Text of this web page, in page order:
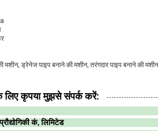
मशीन, ड्रेनेज पाइप बनाने की मशीन, तरंगदार पाइप बनाने की मशीन
लिए कृपया मुझसे संपर्क करें:
कं, लिमिटेड